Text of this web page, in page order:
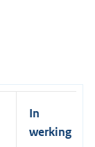
i
)
e
i
In
werking